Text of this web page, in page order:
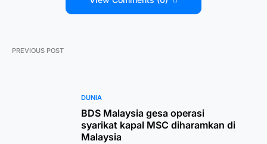
PREVIOUS POST
DUNIA
BDS Malaysia gesa operasi
syarikat kapal MSC diharamkan di
Malaysia